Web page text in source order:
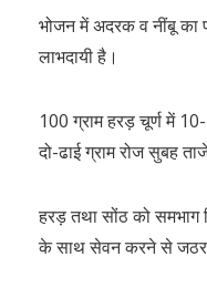
भोजन में अदरक व नींबू का
लाभदायी है।
100 ग्राम हरड़ चूर्ण में
दो-ढाई ग्राम रोज सुबह
हरड़ तथा सोंठ को समभाग
के साथ सेवन करने से